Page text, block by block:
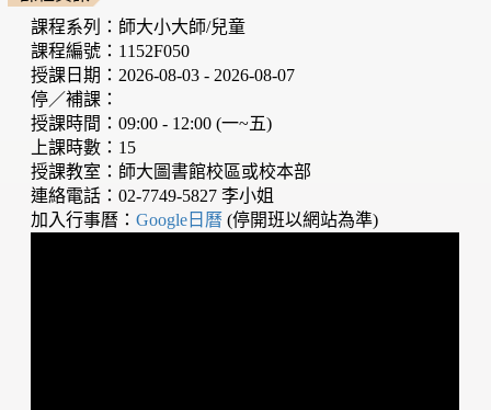
課程系列：師大小大師/兒童
課程編號：1152F050
授課日期：2026-08-03 - 2026-08-07
停／補課：
授課時間：09:00 - 12:00 (一~五)
上課時數：15
授課教室：師大圖書館校區或校本部
連絡電話：02-7749-5827 李小姐
加入行事曆：Google日曆(停開班以網站為準)